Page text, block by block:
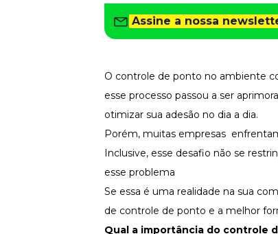
Eleve os resultados da organização
Gestão de Pessoas e Liderança
Capacitação com especialistas
Fortaleça a cultura organizacional
Treinamento de Produto
Materiais Gratuitos
Materiais Gratuitos
Todos os Materiais Gratuitos
Confira nossos materiais
Assine a nossa
O controle de ponto no ambiente
esse processo passou a ser
otimizar sua adesão no dia a dia.
Porém, muitas empresas
Inclusive, esse desafio não se
esse problema
Se essa é uma realidade na sua
de controle de ponto e a melhor
Qual a importância do controle